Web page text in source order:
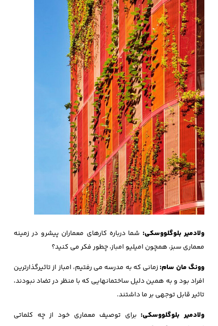
ولادمیر بلوگلووسکی: شما درباره کارهای معماران پیشرو در زمینه
معماری سبز، همچون امیلیو امباز، چطور فکر می کنید؟
وونگ مان سام:زمانی که به مدرسه می رفتیم، امباز از تاثیرگذارترین
افراد بود و به همین دلیل ساختمانهایی که با منظر در تضاد نبودند،
تاثیر قابل توجهی بر ما داشتند.
ولادمیر بلوگلووسکی:برای توصیف معماری خود از چه کلماتی